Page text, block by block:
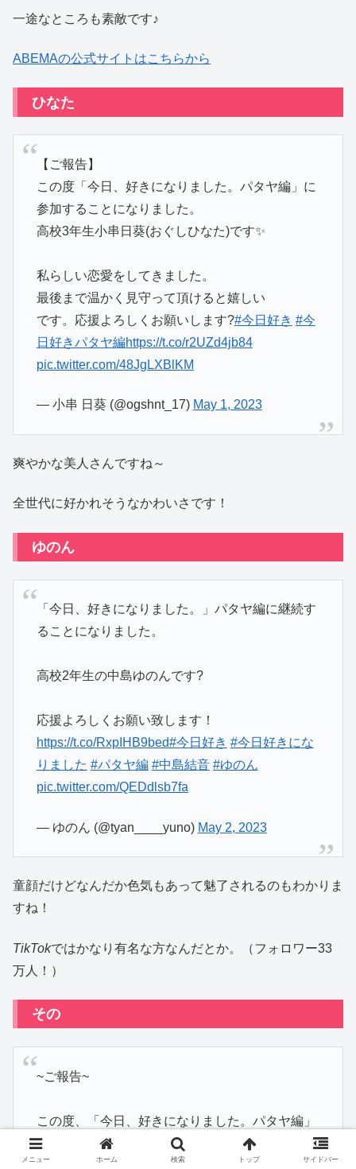
一途なところも素敵です♪
ABEMAの公式サイトはこちらから
ひなた
【ご報告】
この度「今日、好きになりました。パタヤ編」に
参加することになりました。
高校3年生小串日葵(おぐしひなた)です✨️
私らしい恋愛をしてきました。
最後まで温かく見守って頂けると嬉しい
です。応援よろしくお願いします?#今日好き #今
日好きパタヤ編https://t.co/r2UZd4jb84
pic.twitter.com/48JgLXBlKM
— 小串 日葵 (@ogshnt_17) May 1, 2023
爽やかな美人さんですね～
全世代に好かれそうなかわいさです！
ゆのん
「今日、好きになりました。」パタヤ編に継続す
ることになりました。
高校2年生の中島ゆのんです?
応援よろしくお願い致します！
https://t.co/RxpIHB9bed#今日好き #今日好きにな
りました #パタヤ編 #中島結音 #ゆのん
pic.twitter.com/QEDdlsb7fa
— ゆのん (@tyan____yuno) May 2, 2023
童顔だけどなんだか色気もあって魅了されるのもわかりま
すね！
TikTokではかなり有名な方なんだとか。（フォロワー33
万人！）
その
~ご報告~
この度、「今日、好きになりました。パタヤ編」
に参加することになりました。
メニュー ホーム 検索 トップ サイドバー